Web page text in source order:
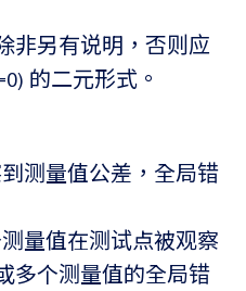
非另有说明，否则应
的二元形式。
测量值公差，全局错
量值在测试点被观察
多个测量值的全局错